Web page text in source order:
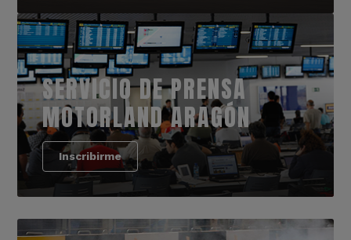
SERVICIO DE PRENSA
MOTORLAND ARAGÓN
Inscribirme